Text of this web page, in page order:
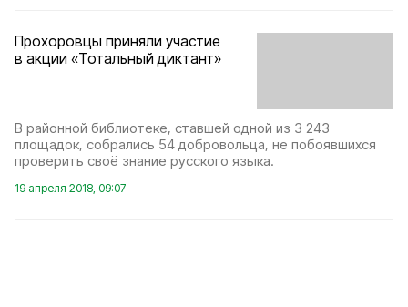
Прохоровцы приняли участие
в акции «Тотальный диктант»
В районной библиотеке, ставшей одной из 3 243
площадок, собрались 54 добровольца, не побоявшихся
проверить своё знание русского языка.
19 апреля 2018, 09:07